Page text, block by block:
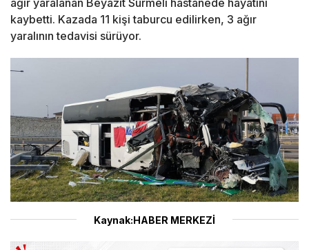
ağır yaralanan Beyazıt Sürmeli hastanede hayatını
kaybetti. Kazada 11 kişi taburcu edilirken, 3 ağır
yaralının tedavisi sürüyor.
Kaynak:HABER MERKEZİ